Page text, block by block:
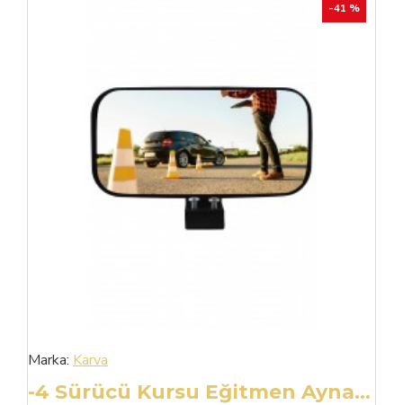
-41 %
Marka: Karva
-4 Sürücü Kursu Eğitmen Aynası 17x8 Cm Sağ